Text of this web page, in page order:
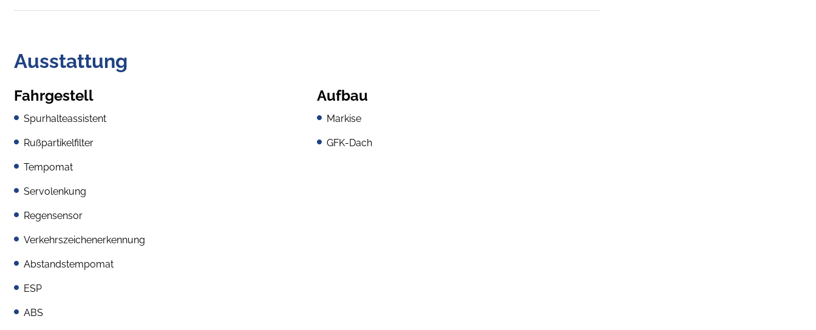
Ausstattung
Fahrgestell
Spurhalteassistent
Rußpartikelfilter
Tempomat
Servolenkung
Regensensor
Verkehrszeichenerkennung
Abstandstempomat
ESP
ABS
Aufbau
Markise
GFK-Dach